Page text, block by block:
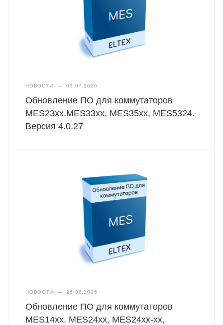
НОВОСТИ — 03.07.2026
Обновление ПО для коммутаторов
MES23xx,MES33xx, MES35xx, MES5324.
Версия 4.0.27
НОВОСТИ — 26.06.2026
Обновление ПО для коммутаторов
MES14xx, MES24xx, MES24xx-xx,